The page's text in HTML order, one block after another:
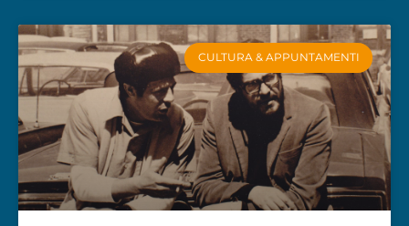
CULTURA & APPUNTAMENTI